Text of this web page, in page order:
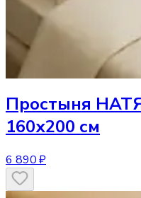
Простыня
160х200 см
6 890 ₽